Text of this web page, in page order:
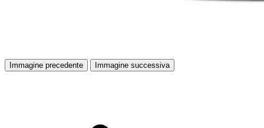
Immagine precedente Immagine successiva